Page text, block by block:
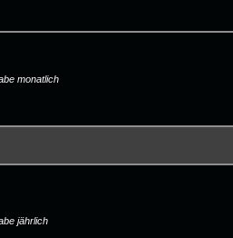
monatlich
jährlich